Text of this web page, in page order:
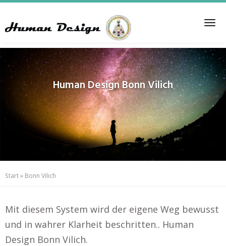
content
Human DesignBonn Vilich
Start» Bonn Vilich
Mit diesem System wird der eigene Weg bewusst
und in wahrer Klarheit beschritten.. Human
Design Bonn Vilich.